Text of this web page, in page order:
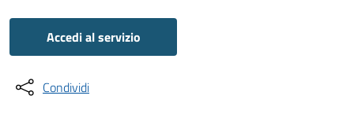
Accedi al servizio
Condividi